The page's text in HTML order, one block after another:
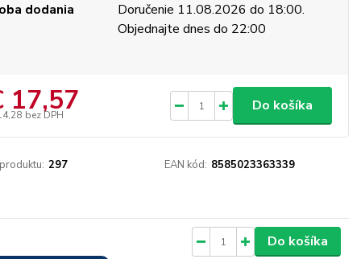
dodania
Doručenie 11.08.2026 do 18:00.
Objednajte dnes do 22:00
17,57
bez DPH
Do košíka
297 EAN kód: 8585023363339
Do košíka